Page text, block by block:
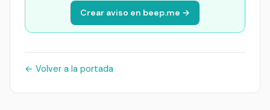
Crear aviso en beep.me →
← Volver a la portada